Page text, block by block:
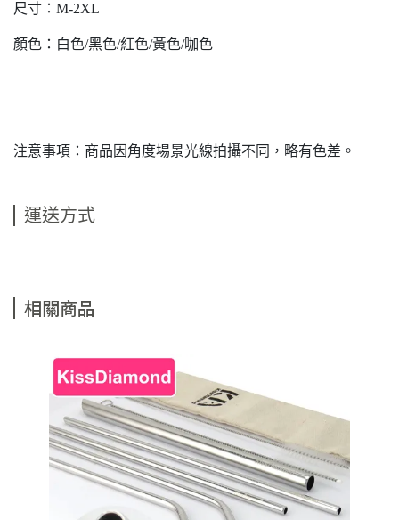
尺寸：M-2XL
顏色：白色/黑色/紅色/黃色/咖色
注意事項：商品因角度場景光線拍攝不同，略有色差。
運送方式
相關商品